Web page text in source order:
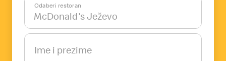
Odaberi restoran
Ime i prezime